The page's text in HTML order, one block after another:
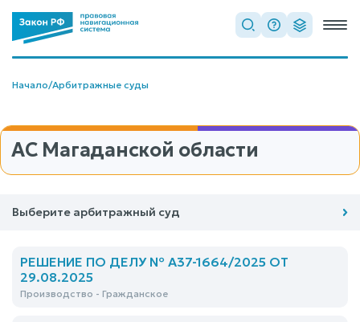
Начало/Арбитражные суды
АС Магаданской области
Выберите арбитражный суд
РЕШЕНИЕ ПО ДЕЛУ № А37-1664/2025 ОТ
29.08.2025
Производство - Гражданское